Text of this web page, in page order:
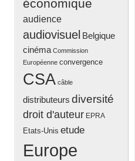
économique
audience
audiovisuel Belgique
cinéma Commission
Européenne convergence
CSA câble
distributeurs diversité
droit d'auteur EPRA
Etats-Unis etude
Europe